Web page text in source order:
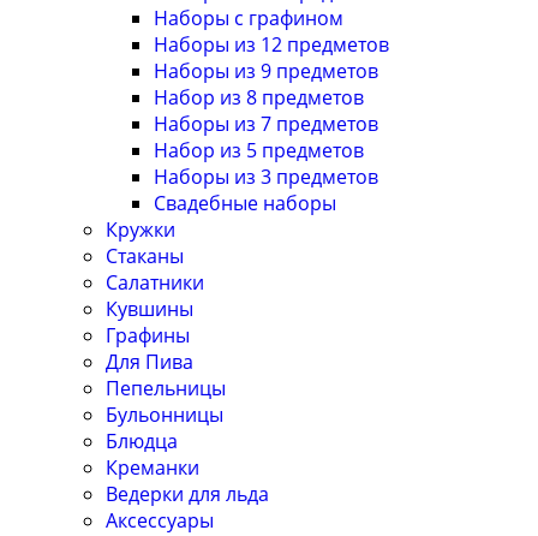
Наборы с графином
Наборы из 12 предметов
Наборы из 9 предметов
Набор из 8 предметов
Наборы из 7 предметов
Набор из 5 предметов
Наборы из 3 предметов
Свадебные наборы
Кружки
Стаканы
Салатники
Кувшины
Графины
Для Пива
Пепельницы
Бульонницы
Блюдца
Креманки
Ведерки для льда
Аксессуары